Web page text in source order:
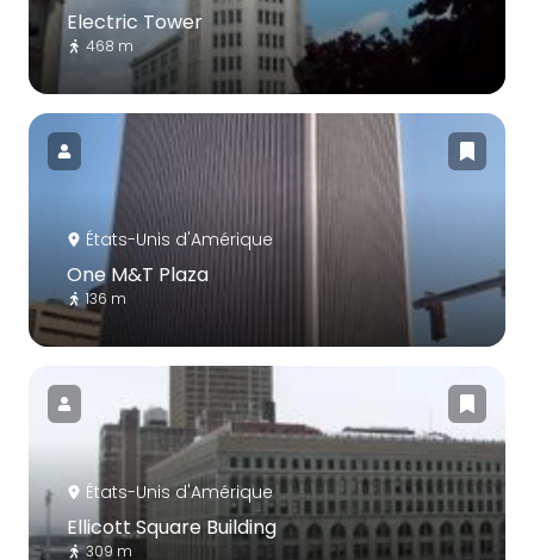
Electric Tower
468 m
États-Unis d'Amérique
One M&T Plaza
136 m
États-Unis d'Amérique
Ellicott Square Building
309 m